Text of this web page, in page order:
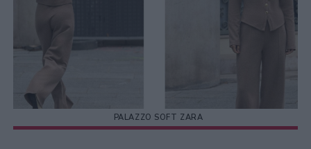
PALAZZO SOFT ZARA